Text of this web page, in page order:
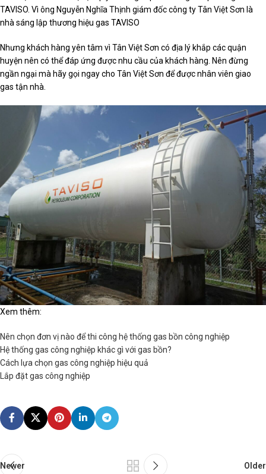
TAVISO. Vì ông Nguyễn Nghĩa Thịnh giám đốc công ty Tân Việt Sơn là
nhà sáng lập thương hiệu gas TAVISO
Nhưng khách hàng yên tâm vì Tân Việt Sơn có địa lý khắp các quận
huyện nên có thể đáp ứng được nhu cầu của khách hàng. Nên đừng
ngần ngại mà hãy gọi ngay cho Tân Việt Sơn để được nhân viên giao
gas tận nhà.
Xem thêm:
Nên chọn đơn vị nào để thi công hệ thống gas bồn công nghiệp
Hệ thống gas công nghiệp khác gì với gas bồn?
Cách lựa chọn gas công nghiệp hiệu quả
Lắp đặt gas công nghiệp
Newer Older